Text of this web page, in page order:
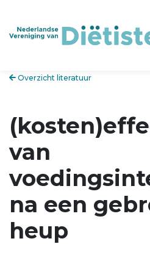
Overzicht literatuur
van
na een
heup